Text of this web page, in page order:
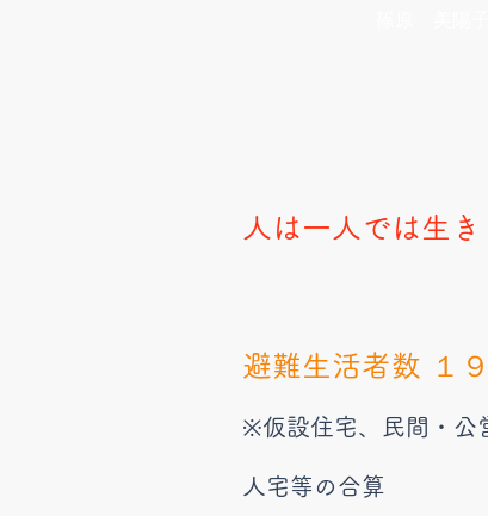
人は一人では生
避難生活者数 １
※仮設住宅、民間・公
人宅等の合算